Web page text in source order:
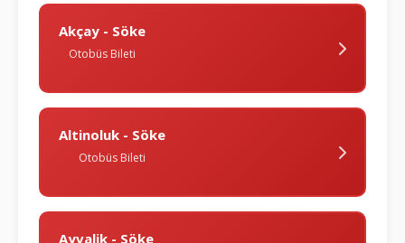
Akçay - Söke
Otobüs Bileti
Altinoluk - Söke
Otobüs Bileti
Ayvalik - Söke